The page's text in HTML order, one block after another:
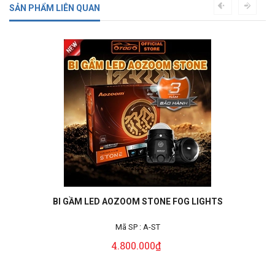
SẢN PHẨM LIÊN QUAN
BI GẦM LED AOZOOM STONE FOG LIGHTS
Mã SP : A-ST
4.800.000₫